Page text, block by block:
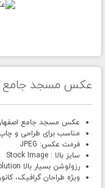
عکس مسجد جامع
عکس مسجد جامع
مناسب برای طراحی و
فرمت عکس: JPEG
سایز بالا : Stock Image
رزولوشن بسیار بالا High Resolution
ویژه طراحان گرافیک،